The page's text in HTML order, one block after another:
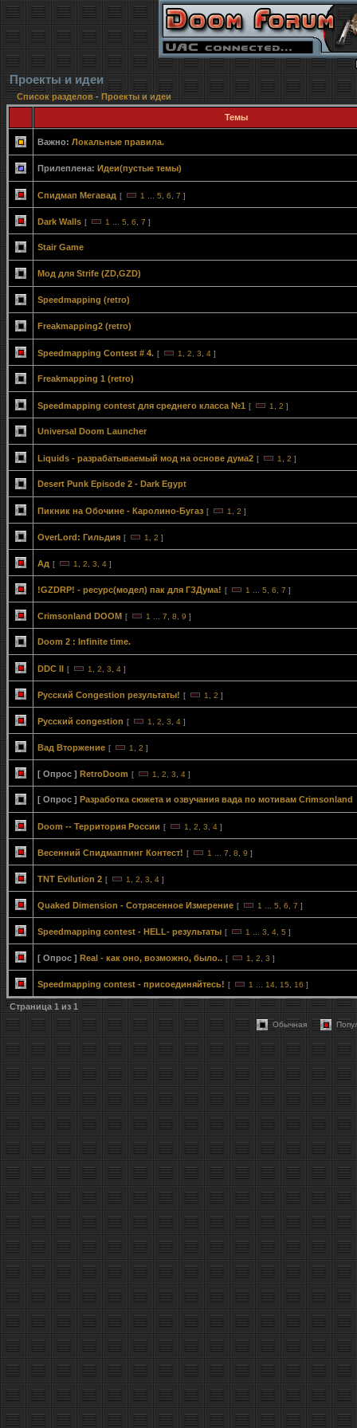
Проекты и идеи
Список разделов - Проекты и идеи
Темы
Важно: Локальные правила.
Прилеплена: Идеи(пустые темы)
Спидмап Мегавад [ 1 5 6 7 ]
Dark Walls [ 1 5 6 7 ]
Stair Game
Мод для Strife (ZD,GZD)
Speedmapping (retro)
Freakmapping2 (retro)
Speedmapping Contest # 4. [ 1 2 3 4 ]
Freakmapping 1 (retro)
Speedmapping contest для среднего класса №1 [ 1 2 ]
Universal Doom Launcher
Liquids - разрабатываемый мод на основе дума2 [ 1 2 ]
Desert Punk Episode 2 - Dark Egypt
Пикник на Обочине - Каролино-Бугаз [ 1 2 ]
OverLord: Гильдия [ 1 2 ]
Ад [ 1 2 3 4 ]
!GZDRP! - ресурс(модел) пак для ГЗДума! [ 1 5 6 7 ]
Crimsonland DOOM [ 1 7 8 9 ]
Doom 2 : Infinite time.
DDC II [ 1 2 3 4 ]
Русский Congestion результаты! [ 1 2 ]
Русский congestion [ 1 2 3 4 ]
Вад Вторжение [ 1 2 ]
[ Опрос ] RetroDoom [ 1 2 3 4 ]
[ Опрос ] Разработка сюжета и озвучания вада по мотивам Crimsonland
Doom -- Территория России [ 1 2 3 4 ]
Весенний Спидмаппинг Контест! [ 1 7 8 9 ]
TNT Evilution 2 [ 1 2 3 4 ]
Quaked Dimension - Сотрясенное Измерение [ 1 5 6 7 ]
Speedmapping contest - HELL- результаты [ 1 3 4 5 ]
[ Опрос ] Real - как оно, возможно, было.. [ 1 2 3 ]
Speedmapping contest - присоединяйтесь! [ 1 14 15 16 ]
Страница 1из 1
Обычная